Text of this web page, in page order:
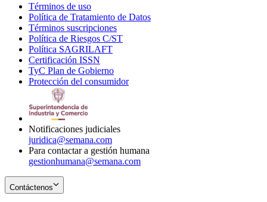
Términos de uso
in
new
window
Política de Tratamiento de Datos
Términos suscripciones
in
Política de Riesgos C/ST
Política SAGRILAFT
new
window
Certificación ISSN
in
new
TyC Plan de Gobierno
in
Protección del consumidorOpens
Notificaciones judiciales
juridica@semana.com
Para contactar a gestión humana
gestionhumana@semana.com
Contáctenos